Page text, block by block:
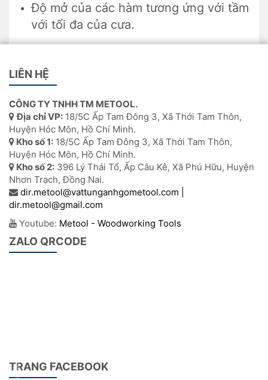
Độ mở của các hàm tương ứng với tầm
với tối đa của cưa.
Máy panel saw cắt định vị chính xác
theo chiều dọc khi cắt chúng thành
các bộ phận hoàn thiện đúng kích
thước.
Quý khách hàng có quan tâm, hãy liên
hệ chúng tôi để được tư vấn.
Xin cảm ơn.
Lưu ý: Hình ảnh chỉ mang tính chất minh
hoạ, sản phẩm chính cung cấp sẻ được
LIÊN HỆ
CÔNG TY TNHH TM METOOL.
Địa chỉ VP: 18/5C Ấp Tam Đông 3, Xã Thới Tam Thôn,
Huyện Hóc Môn, Hồ Chí Minh.
Kho số 1: 18/5C Ấp Tam Đông 3, Xã Thới Tam Thôn,
Huyện Hóc Môn, Hồ Chí Minh.
Kho số 2: 396 Lý Thái Tổ, Ấp Câu Kê, Xã Phú Hữu, Huyện
Nhơn Trạch, Đồng Nai.
dir.metool@vattunganhgometool.com |
dir.metool@gmail.com
Youtube: Metool - Woodworking Tools
ZALO QRCODE
TRANG FACEBOOK